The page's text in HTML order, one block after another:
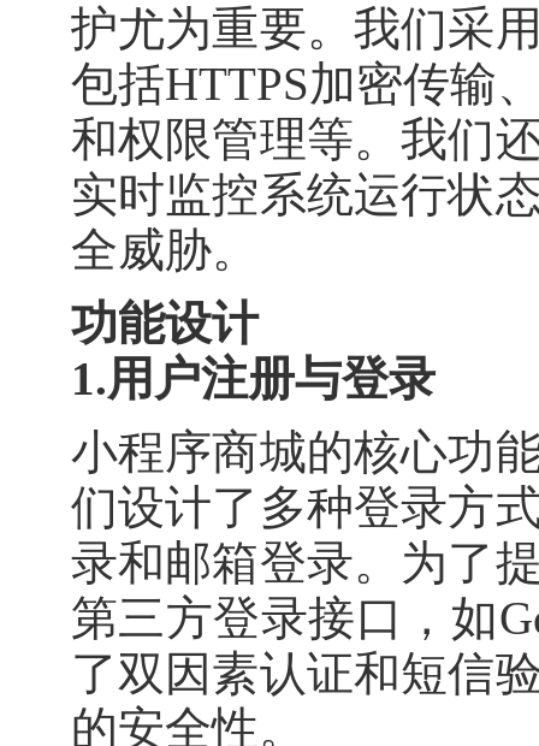
护尤为重要。我们采
包括HTTPS加密传输
和权限管理等。我们
实时监控系统运行状
全威胁。
功能设计
1.用户注册与登录
小程序商城的核心功
们设计了多种登录方
录和邮箱登录。为了
第三方登录接口，如
了双因素认证和短信
的安全性。